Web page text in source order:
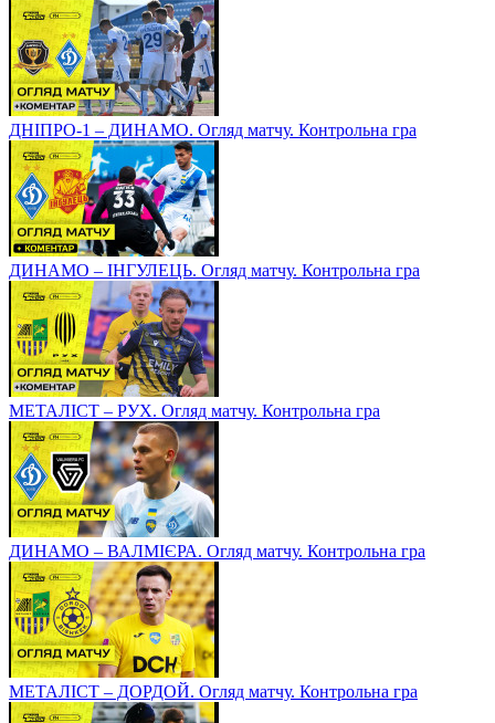
ДНІПРО-1 – ДИНАМО. Огляд матчу. Контрольна гра
ДИНАМО – ІНГУЛЕЦЬ. Огляд матчу. Контрольна гра
МЕТАЛІСТ – РУХ. Огляд матчу. Контрольна гра
ДИНАМО – ВАЛМІЄРА. Огляд матчу. Контрольна гра
МЕТАЛІСТ – ДОРДОЙ. Огляд матчу. Контрольна гра